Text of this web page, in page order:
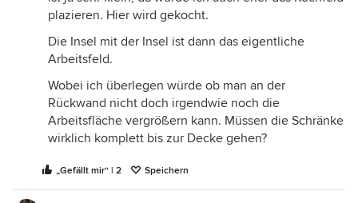
plazieren. Hier wird gekocht.
Die Insel mit der Insel ist dann das eigentliche
Arbeitsfeld.
Wobei ich überlegen würde ob man an der
Rückwand nicht doch irgendwie noch die
Arbeitsfläche vergrößern kann. Müssen die Schränke
wirklich komplett bis zur Decke gehen?
„Gefällt mir“ | 2 Speichern